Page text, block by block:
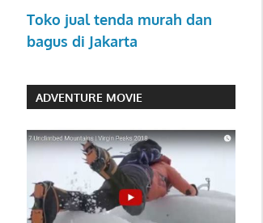
Toko jual tenda murah dan
bagus di Jakarta
ADVENTURE MOVIE